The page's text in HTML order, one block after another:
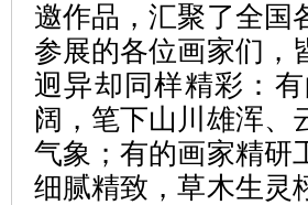
邀作品，汇聚了全国
参展的各位画家们，
迥异却同样精彩：
阔，笔下山川雄浑、
气象；有的画家精研
细腻精致，草木生灵